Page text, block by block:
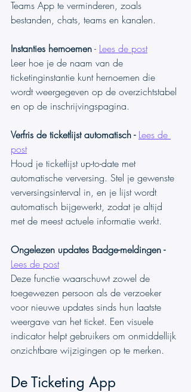
Teams App te verminderen, zoals
bestanden, chats, teams en kanalen.
Instanties hernoemen - Lees de post
Leer hoe je de naam van de
ticketinginstantie kunt hernoemen die
wordt weergegeven op de overzichtstabel
en op de inschrijvingspagina.
Verfris de ticketlijst automatisch - Lees de
post
Houd je ticketlijst up-to-date met
automatische verversing. Stel je gewenste
verversingsinterval in, en je lijst wordt
automatisch bijgewerkt, zodat je altijd
met de meest actuele informatie werkt.
Ongelezen updates Badge-meldingen -
Lees de post
Deze functie waarschuwt zowel de
toegewezen persoon als de verzoeker
voor nieuwe updates sinds hun laatste
weergave van het ticket. Een visuele
indicator helpt gebruikers om onmiddellijk
onzichtbare wijzigingen op te merken.
De Ticketing App